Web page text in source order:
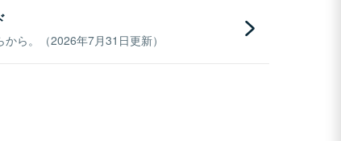
ら。（2026年7月31日更新）